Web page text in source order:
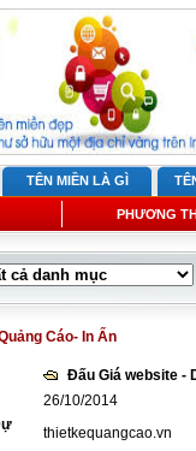
TÊN MIỀN LÀ GÌ
PHƯƠNG
Cáo- In Ấn
Đấu Giá website -
26/10/2014
thietkequangcao.vn